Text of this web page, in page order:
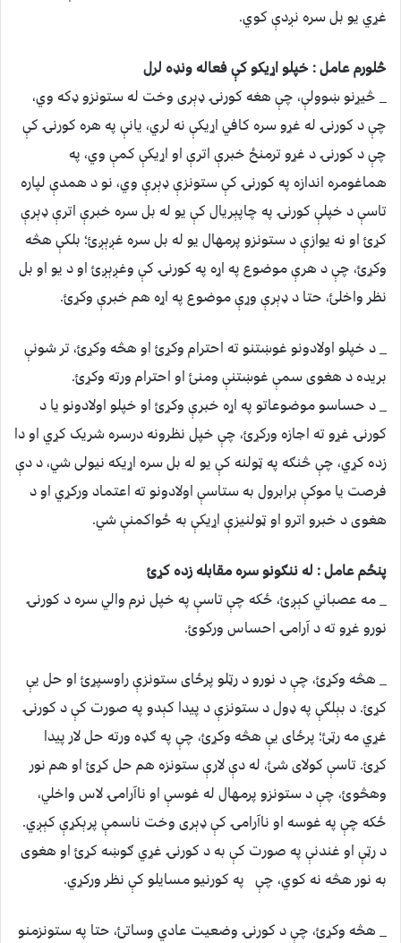
غړي یو بل سره نږدې کوي.
څلورم عامل : خپلو اړیکو کې فعاله ونډه لرل
_ څيړنو ښوولې، چې هغه کورنۍ ډېری وخت له ستونزو ډکه وي،
چې د کورنۍ له غړو سره کافي اړيکې نه لري، یانې په هره کورنۍ کې
چې د کورنۍ د غړو ترمنځ خبرې اترې او اړیکې کمې وي، په
هماغومره اندازه په کورنۍ کې ستونزې ډېرې وي، نو د همدې لپاره
تاسې د خپلې کورنۍ په چاپېریال کې یو له بل سره خبرې اترې ډېرې
کړئ او نه یوازې د ستونزو پرمهال یو له بل سره غږېږئ؛ بلکې هڅه
وکړئ، چې د هرې موضوع په اړه په کورنۍ کې وغږېږئ او د یو او بل
نظر واخلئ، حتا د ډېرې وړې موضوع په اړه هم خبرې وکړئ.
_ د خپلو اولادونو غوښتنو ته احترام وکړئ او هڅه وکړئ، تر شونې
بريده د هغوی سمې غوښتنې ومنئ او احترام ورته وکړئ.
_ د حساسو موضوعاتو په اړه خبرې وکړئ او خپلو اولادونو یا د
کورنۍ غړو ته اجازه ورکړئ، چې خپل نظرونه درسره شریک کړي او دا
زده کړي، چې څنګه په ټولنه کې یو له بل سره اړیکه نیولی شي، د دې
فرصت یا موکې برابرول به ستاسې اولادونو ته اعتماد ورکړي او د
هغوی د خبرو اترو او ټولنیزې اړیکې به ځواکمنې شي.
پنځم عامل : له ننګونو سره مقابله زده کړئ
_ مه عصباني کېږئ، ځکه چې تاسې په خپل نرم والي سره د کورنۍ
نورو غړو ته د آرامۍ احساس ورکوئ.
_ هڅه وکړئ، چې د نورو د رټلو پرځای ستونزې راوسپړئ او حل یې
کړئ. د بېلګې په ډول د ستونزې د پيدا کېدو په صورت کې د کورنۍ
غړي مه رټئ؛ پرځای یې هڅه وکړئ، چې په ګډه ورته حل لار پيدا
کړئ. تاسې کولای شئ، له دې لارې ستونزه هم حل کړئ او هم نور
وهڅوئ، چې د ستونزو پرمهال له غوسې او ناآرامۍ لاس واخلي،
ځکه چې په غوسه او ناآرامۍ کې ډېری وخت ناسمې پرېکړې کېږي.
د رټې او غندنې په صورت کې به د کورنۍ غړي ګوښه کړئ او هغوی
به نور هڅه نه کوي، چې په کورنیو مسایلو کې نظر ورکړي.
_ هڅه وکړئ، چې د کورنۍ وضعیت عادي وساتئ، حتا په ستونزمنو